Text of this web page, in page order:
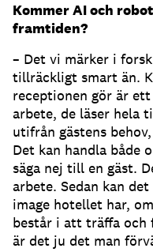
Kommer AI och
framtiden?
– Det vi märker i
tillräckligt smart än.
receptionen gör är
arbete, de läser hela
utifrån gästens
Det kan handla både
säga nej till en gäst.
arbete. Sedan kan
image hotellet har,
består i att träffa och
är det ju det man